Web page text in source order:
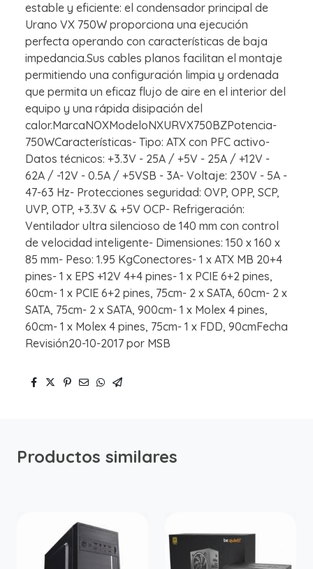
estable y eficiente: el condensador principal de
Urano VX 750W proporciona una ejecución
perfecta operando con características de baja
impedancia.Sus cables planos facilitan el montaje
permitiendo una configuración limpia y ordenada
que permita un eficaz flujo de aire en el interior del
equipo y una rápida disipación del
calor.MarcaNOXModeloNXURVX750BZPotencia-
750WCaracterísticas- Tipo: ATX con PFC activo-
Datos técnicos: +3.3V - 25A / +5V - 25A / +12V -
62A / -12V - 0.5A / +5VSB - 3A- Voltaje: 230V - 5A -
47-63 Hz- Protecciones seguridad: OVP, OPP, SCP,
UVP, OTP, +3.3V & +5V OCP- Refrigeración:
Ventilador ultra silencioso de 140 mm con control
de velocidad inteligente- Dimensiones: 150 x 160 x
85 mm- Peso: 1.95 KgConectores- 1 x ATX MB 20+4
pines- 1 x EPS +12V 4+4 pines- 1 x PCIE 6+2 pines,
60cm- 1 x PCIE 6+2 pines, 75cm- 2 x SATA, 60cm- 2 x
SATA, 75cm- 2 x SATA, 900cm- 1 x Molex 4 pines,
60cm- 1 x Molex 4 pines, 75cm- 1 x FDD, 90cmFecha
Revisión20-10-2017 por MSB
Productos similares